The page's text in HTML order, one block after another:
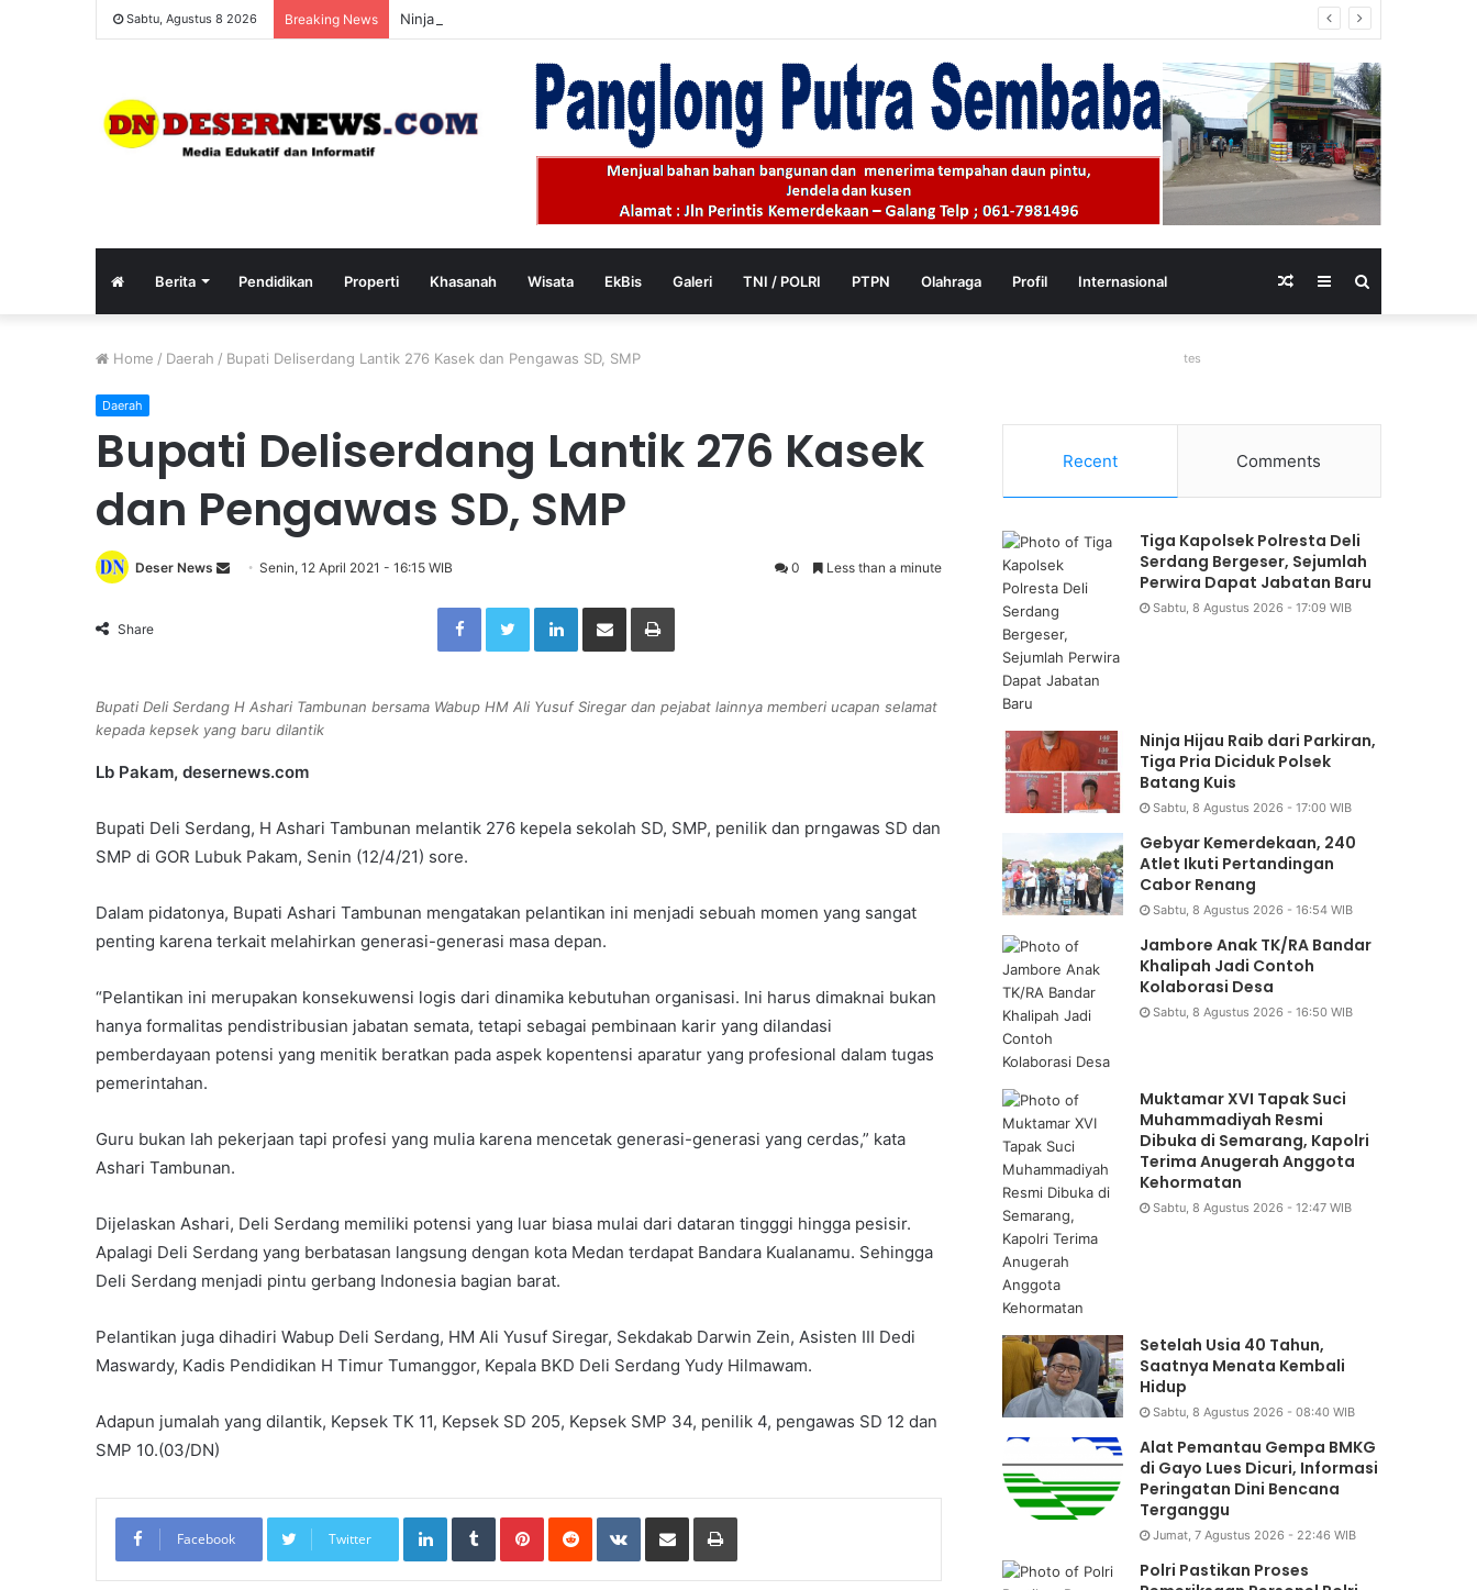
Sabtu, Agustus 8 2026 Breaking News Ninja Hijau Raib dari Parkiran, Tiga Pria Diciduk Polsek Batang Kuis
Berita Pendidikan Properti Khasanah Wisata EkBis Galeri TNI / POLRI PTPN Olahraga Profil Internasional Sidebar
Random
Home / Daerah / Bupati Deliserdang Lantik 276 Kasek dan Pengawas SD, SMP
Daerah
Bupati Deliserdang Lantik 276 Kasek
dan Pengawas SD, SMP
Deser News
n
e
a
l
Senin, 12 April 2021 - 16:15 WIB 0 Less than a minute
Share
Facebook Twitter LinkedIn
Bupati Deli Serdang H Ashari Tambunan bersama Wabup HM Ali Yusuf Siregar dan pejabat lainnya memberi ucapan selamat
kepada kepsek yang baru dilantik
Lb Pakam, desernews.com
Bupati Deli Serdang, H Ashari Tambunan melantik 276 kepela sekolah SD, SMP, penilik dan prngawas SD dan
SMP di GOR Lubuk Pakam, Senin (12/4/21) sore.
Dalam pidatonya, Bupati Ashari Tambunan mengatakan pelantikan ini menjadi sebuah momen yang sangat
penting karena terkait melahirkan generasi-generasi masa depan.
“Pelantikan ini merupakan konsekuwensi logis dari dinamika kebutuhan organisasi. Ini harus dimaknai bukan
hanya formalitas pendistribusian jabatan semata, tetapi sebagai pembinaan karir yang dilandasi
pemberdayaan potensi yang menitik beratkan pada aspek kopentensi aparatur yang profesional dalam tugas
pemerintahan.
Guru bukan lah pekerjaan tapi profesi yang mulia karena mencetak generasi-generasi yang cerdas,” kata
Ashari Tambunan.
Dijelaskan Ashari, Deli Serdang memiliki potensi yang luar biasa mulai dari dataran tingggi hingga pesisir.
Apalagi Deli Serdang yang berbatasan langsung dengan kota Medan terdapat Bandara Kualanamu. Sehingga
Deli Serdang menjadi pintu gerbang Indonesia bagian barat.
Pelantikan juga dihadiri Wabup Deli Serdang, HM Ali Yusuf Siregar, Sekdakab Darwin Zein, Asisten III Dedi
Maswardy, Kadis Pendidikan H Timur Tumanggor, Kepala BKD Deli Serdang Yudy Hilmawam.
Adapun jumalah yang dilantik, Kepsek TK 11, Kepsek SD 205, Kepsek SMP 34, penilik 4, pengawas SD 12 dan
SMP 10.(03/DN)
Facebook Twitter
LinkedIn Tumblr Pinterest Reddit VKontakte
tes
Recent Comments
Tiga Kapolsek Polresta Deli
Serdang Bergeser, Sejumlah
Perwira Dapat Jabatan Baru
Sabtu, 8 Agustus 2026 - 17:09 WIB
Ninja Hijau Raib dari Parkiran,
Tiga Pria Diciduk Polsek
Batang Kuis
Sabtu, 8 Agustus 2026 - 17:00 WIB
Gebyar Kemerdekaan, 240
Atlet Ikuti Pertandingan
Cabor Renang
Sabtu, 8 Agustus 2026 - 16:54 WIB
Jambore Anak TK/RA Bandar
Khalipah Jadi Contoh
Kolaborasi Desa
Sabtu, 8 Agustus 2026 - 16:50 WIB
Muktamar XVI Tapak Suci
Muhammadiyah Resmi
Dibuka di Semarang, Kapolri
Terima Anugerah Anggota
Kehormatan
Sabtu, 8 Agustus 2026 - 12:47 WIB
Setelah Usia 40 Tahun,
Saatnya Menata Kembali
Hidup
Sabtu, 8 Agustus 2026 - 08:40 WIB
Alat Pemantau Gempa BMKG
di Gayo Lues Dicuri, Informasi
Peringatan Dini Bencana
Terganggu
Jumat, 7 Agustus 2026 - 22:46 WIB
Polri Pastikan Proses